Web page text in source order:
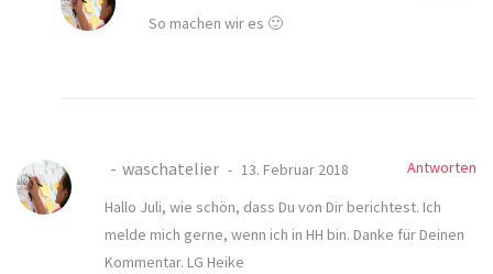
So machen wir es 🙂
waschatelier 13. Februar 2018
Antworten
Hallo Juli, wie schön, dass Du von Dir berichtest. Ich
melde mich gerne, wenn ich in HH bin. Danke für Deinen
Kommentar. LG Heike